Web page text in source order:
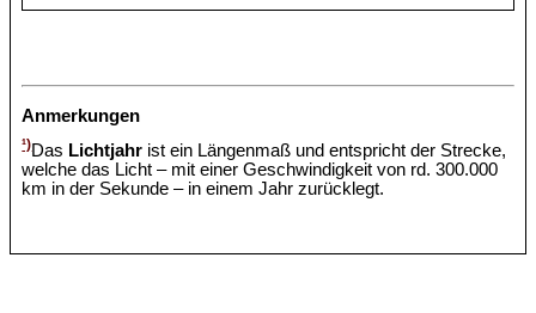
Anmerkungen
¹)Das Lichtjahr ist ein Längenmaß und entspricht der Strecke,
welche das Licht – mit einer Geschwindigkeit von rd. 300.000
km in der Sekunde – in einem Jahr zurücklegt.